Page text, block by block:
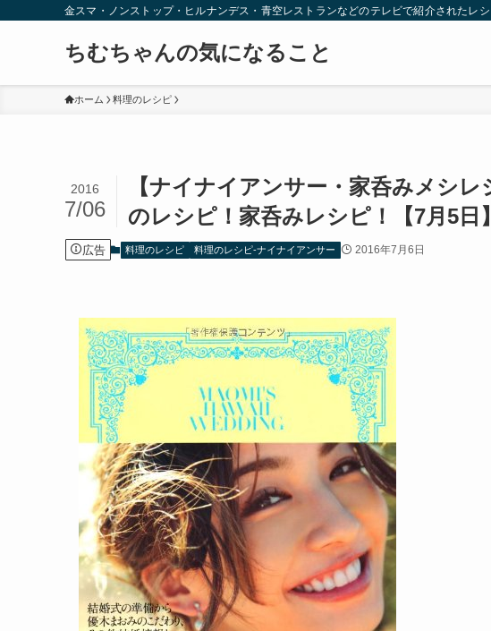
金スマ・ノンストップ・ヒルナンデス・青空レストランなどのテレビで紹介されたレ
ちむちゃんの気になること
ホーム 料理のレシピ
【ナイナイアンサー・家呑みメシ
のレシピ！家呑みレシピ！【7月5日】
2016
7/06
広告 料理のレシピ 料理のレシピ-ナイナイアンサー 2016年7月6日